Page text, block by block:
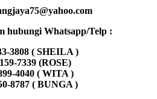
hubungi Whatsapp/Telp :
3808 ( SHEILA )
7339 (ROSE)
4040 ( WITA )
8787 ( BUNGA )